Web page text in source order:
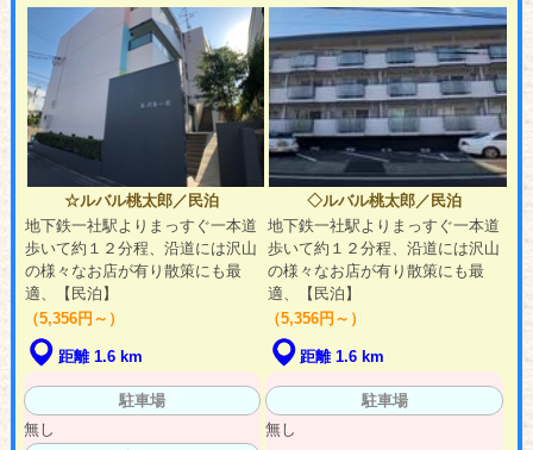
☆ルバル桃太郎／民泊
地下鉄一社駅よりまっすぐ一本道
歩いて約１２分程、沿道には沢山
の様々なお店が有り散策にも最
適、【民泊】
（5,356円～）
距離 1.6 km
駐車場
無し
◇ルバル桃太郎／民泊
地下鉄一社駅よりまっすぐ一本道
歩いて約１２分程、沿道には沢山
の様々なお店が有り散策にも最
適、【民泊】
（5,356円～）
距離 1.6 km
駐車場
無し